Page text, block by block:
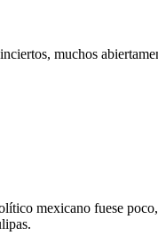
muchos
mexicano fuese poco,